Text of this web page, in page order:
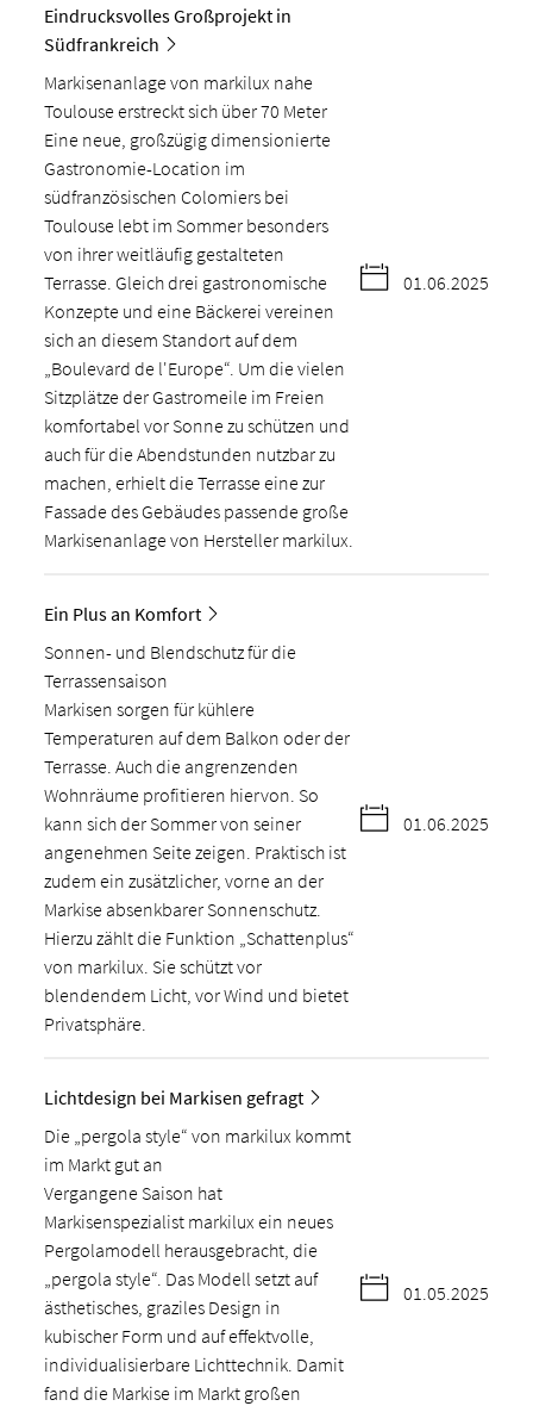
Eindrucksvolles Großprojekt in
Südfrankreich
Markisenanlage von markilux nahe
Toulouse erstreckt sich über 70 Meter
Eine neue, großzügig dimensionierte
Gastronomie-Location im
südfranzösischen Colomiers bei
Toulouse lebt im Sommer besonders
von ihrer weitläufig gestalteten
Terrasse. Gleich drei gastronomische
Konzepte und eine Bäckerei vereinen
sich an diesem Standort auf dem
„Boulevard de l'Europe“. Um die vielen
Sitzplätze der Gastromeile im Freien
komfortabel vor Sonne zu schützen und
auch für die Abendstunden nutzbar zu
machen, erhielt die Terrasse eine zur
Fassade des Gebäudes passende große
Markisenanlage von Hersteller markilux.
01.06.2025
Ein Plus an Komfort
Sonnen- und Blendschutz für die
Terrassensaison
Markisen sorgen für kühlere
Temperaturen auf dem Balkon oder der
Terrasse. Auch die angrenzenden
Wohnräume profitieren hiervon. So
kann sich der Sommer von seiner
angenehmen Seite zeigen. Praktisch ist
zudem ein zusätzlicher, vorne an der
Markise absenkbarer Sonnenschutz.
Hierzu zählt die Funktion „Schattenplus“
von markilux. Sie schützt vor
blendendem Licht, vor Wind und bietet
Privatsphäre.
01.06.2025
Lichtdesign bei Markisen gefragt
Die „pergola style“ von markilux kommt
im Markt gut an
Vergangene Saison hat
Markisenspezialist markilux ein neues
Pergolamodell herausgebracht, die
„pergola style“. Das Modell setzt auf
ästhetisches, graziles Design in
kubischer Form und auf effektvolle,
individualisierbare Lichttechnik. Damit
fand die Markise im Markt großen
01.05.2025